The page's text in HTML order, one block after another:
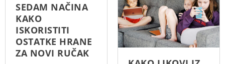
SEDAM NAČINA
KAKO
ISKORISTITI
OSTATKE HRANE
ZA NOVI RUČAK